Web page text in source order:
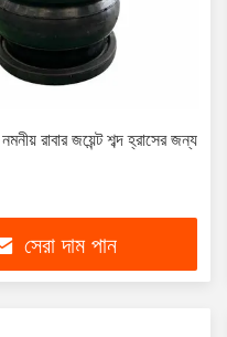
রাবার জয়েন্ট শব্দ হ্রাসের জন্য
সেরা দাম পান